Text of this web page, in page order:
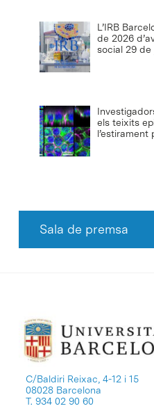
L’IRB
de 2026
social 29 de
els teixits
l’estirament
Sala de premsa
C/Baldiri Reixac, 4-12 i 15
08028 Barcelona
T. 934 02 90 60